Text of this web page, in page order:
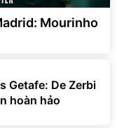
Mourinho
Getafe: De Zerbi
hoàn hảo